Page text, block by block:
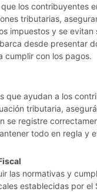
que los contribuyentes
tributarias,
impuestos y se evitan
desde presentar
cumplir con los pagos.
que ayudan a los
tributaria,
se registre
todo en regla y
las normativas y
establecidas por el